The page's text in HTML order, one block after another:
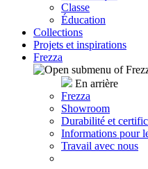
Classe
Éducation
Collections
Projets et inspirations
Frezza
En arrière
Frezza
Showroom
Durabilité et
Informations pour
Travail avec nous